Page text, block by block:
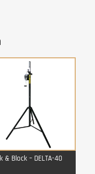
& Block – DELTA-40